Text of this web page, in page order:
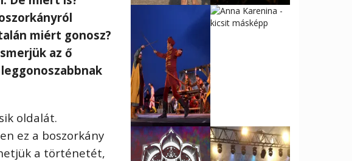
miért gonosz?
az ő
oldalát.
ez a boszorkány
a történetét,